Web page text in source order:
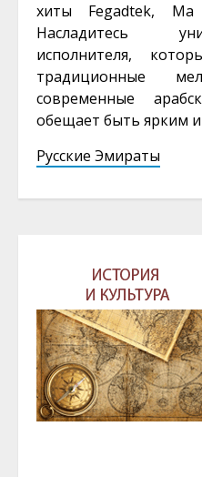
хиты Fegadtek, Ma
Насладитесь
исполнителя,
традиционные
современные
обещает быть ярким
Русские Эмираты